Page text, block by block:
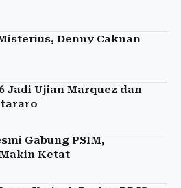
Denny Caknan
Jadi Ujian Marquez dan
Gabung PSIM,
Ketat